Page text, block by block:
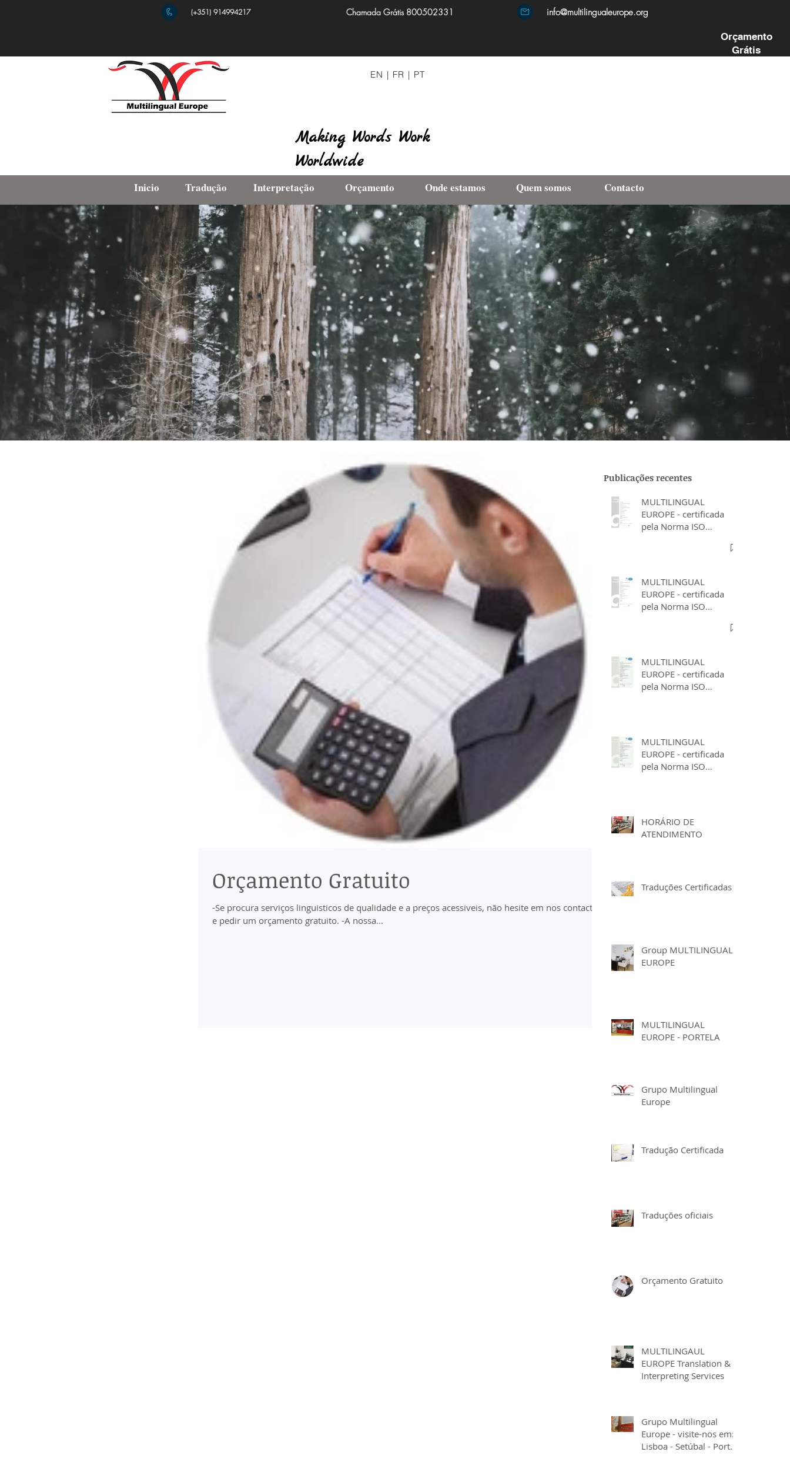
Orçamento
Grátis
(+351) 914994217 Chamada Grátis 800502331 info@multilingualeurope.org
EN | FR | PT
Making Words Work
Worldwide
Inicio Tradução Interpretação Orçamento Onde estamos Quem somos Contacto
Orçamento Gratuito
-Se procura serviços linguisticos de qualidade e a preços acessiveis, não hesite em nos contactar
e pedir um orçamento gratuito. -A nossa...
Publicações recentes
MULTILINGUAL
EUROPE - certificada
pela Norma ISO
MULTILINGUAL
EUROPE - certificada
pela Norma ISO
MULTILINGUAL
EUROPE - certificada
pela Norma ISO
MULTILINGUAL
EUROPE - certificada
pela Norma ISO
HORÁRIO DE
ATENDIMENTO
Traduções Certificadas
Group MULTILINGUAL
EUROPE
MULTILINGUAL
EUROPE - PORTELA
Grupo Multilingual
Europe
Tradução Certificada
Traduções oficiais
Orçamento Gratuito
MULTILINGAUL
EUROPE Translation &
Interpreting Services
Grupo Multilingual
Europe - visite-nos em:
Lisboa - Setúbal - Porto